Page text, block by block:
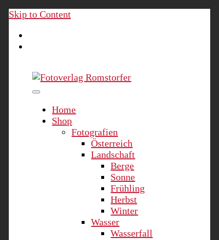
Skip to Content
Home
Shop
Fotografien
Österreich
Landschaft
Berge
Sonne
Frühling
Herbst
Winter
Wasser
Wasserfall